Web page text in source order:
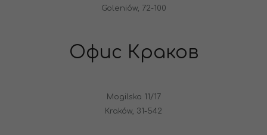
Goleniów, 72-100
Офис Краков
Mogilska 11/17
Kraków, 31-542